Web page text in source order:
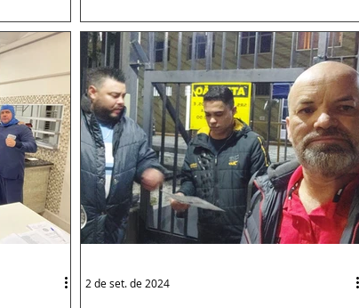
2 de set. de 2024